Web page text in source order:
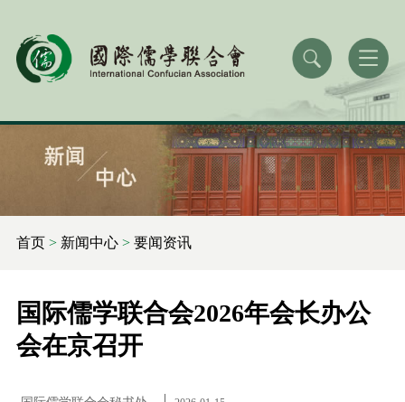
首页> 新闻中心> 要闻资讯
国际儒学联合会2026年会长办公
会在京召开